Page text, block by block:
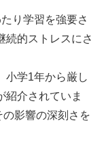
り学習を強要さ
続的ストレスにさ
小学1年から厳し
紹介されていま
影響の深刻さを